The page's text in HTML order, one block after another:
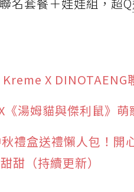
X DINOTAENG
《湯姆貓與傑利鼠》
禮盒送禮懶人包！開
甜（持續更新）